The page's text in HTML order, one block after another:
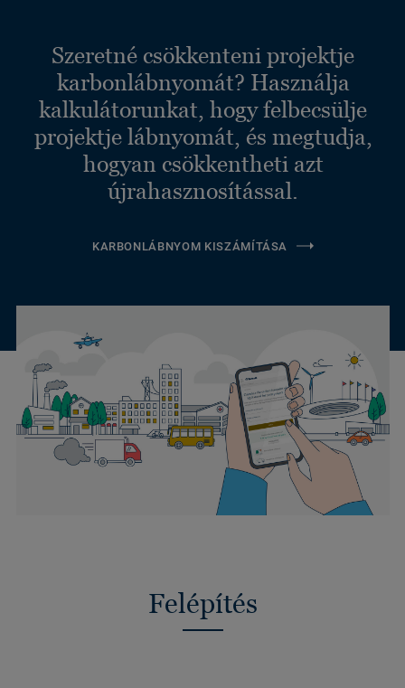
Szeretné csökkenteni projektje
karbonlábnyomát? Használja
kalkulátorunkat, hogy felbecsülje
projektje lábnyomát, és megtudja,
hogyan csökkentheti azt
újrahasznosítással.
KARBONLÁBNYOM KISZÁMÍTÁSA
Felépítés